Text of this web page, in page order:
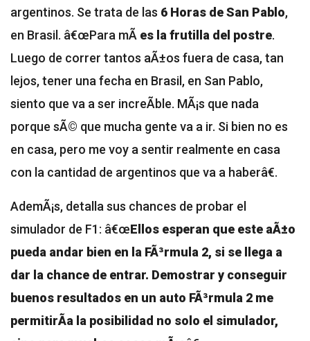
argentinos. Se trata de las 6 Horas de San Pablo,
en Brasil. â€œPara mÃ­ es la frutilla del postre.
Luego de correr tantos aÃ±os fuera de casa, tan
lejos, tener una fecha en Brasil, en San Pablo,
siento que va a ser increÃ­ble. MÃ¡s que nada
porque sÃ© que mucha gente va a ir. Si bien no es
en casa, pero me voy a sentir realmente en casa
con la cantidad de argentinos que va a haberâ€.
AdemÃ¡s, detalla sus chances de probar el
simulador de F1: â€œEllos esperan que este aÃ±o
pueda andar bien en la FÃ³rmula 2, si se llega a
dar la chance de entrar. Demostrar y conseguir
buenos resultados en un auto FÃ³rmula 2 me
permitirÃ­a la posibilidad no solo el simulador,